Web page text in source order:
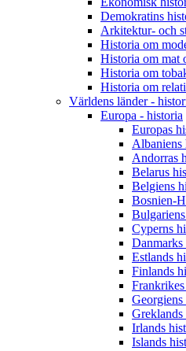
Demokratins
Arkitektur- och
Historia om
Historia om mat
Historia om
Historia om
Världens länder -
Europa - historia
Europas
Albaniens
Andorras
Belarus
Belgiens
Bosnien-
Cyperns
Danmarks
Estlands
Finlands
Georgiens
Greklands
Irlands
Islands